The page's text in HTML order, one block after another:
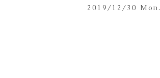
2019/12/30 Mon.